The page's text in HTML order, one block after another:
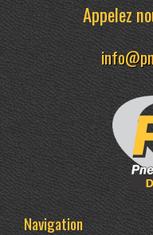
Appelez
Navigation